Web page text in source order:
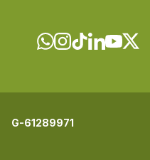
G-61289971